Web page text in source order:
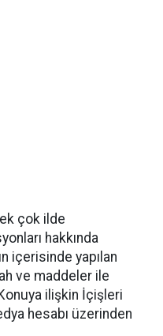
çok ilde
hakkında
içerisinde yapılan
ve maddeler ile
ilişkin İçişleri
hesabı üzerinden